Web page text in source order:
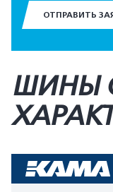
ОТПРАВИТЬ
ШИНЫ